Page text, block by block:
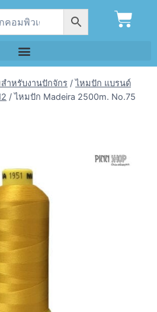
สำหรับงานปักจักร / ไหมปัก แบรนด์
/ ไหมปัก Madeira 2500m. No.75